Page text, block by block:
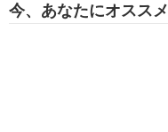
今、あなたにオススメ